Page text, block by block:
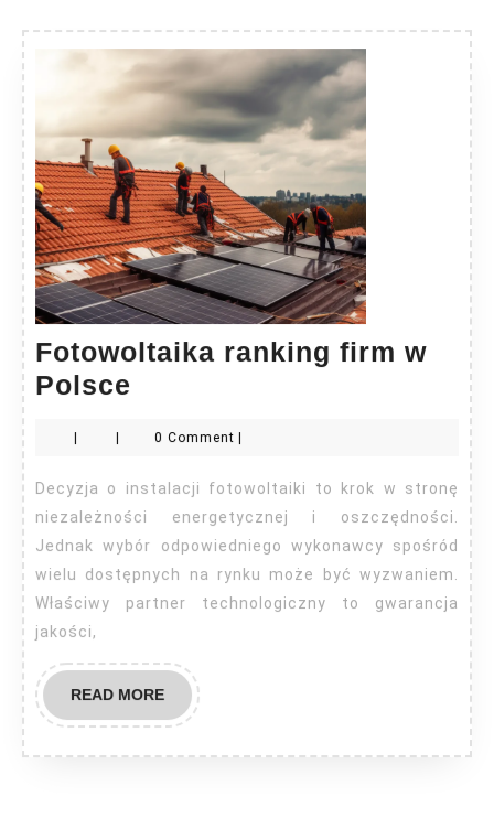
Fotowoltaika ranking firm w
Polsce
firm
w
Polsce
0 Comment
Decyzja o instalacji fotowoltaiki to krok w stronę
niezależności energetycznej i oszczędności.
Jednak wybór odpowiedniego wykonawcy spośród
wielu dostępnych na rynku może być wyzwaniem.
Właściwy partner technologiczny to gwarancja
jakości,
READ MOREREAD
MORE